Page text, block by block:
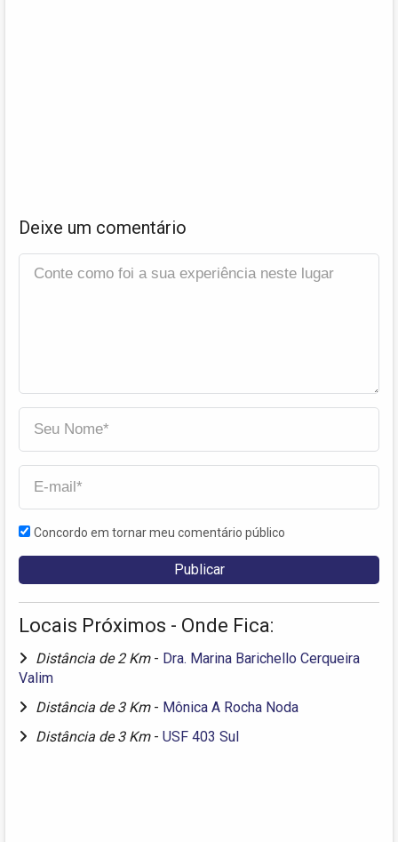
Deixe um comentário
Concordo em tornar meu comentário público
Locais Próximos - Onde Fica:
Distância de 2 Km - Dra. Marina Barichello Cerqueira
Valim
Distância de 3 Km - Mônica A Rocha Noda
Distância de 3 Km - USF 403 Sul